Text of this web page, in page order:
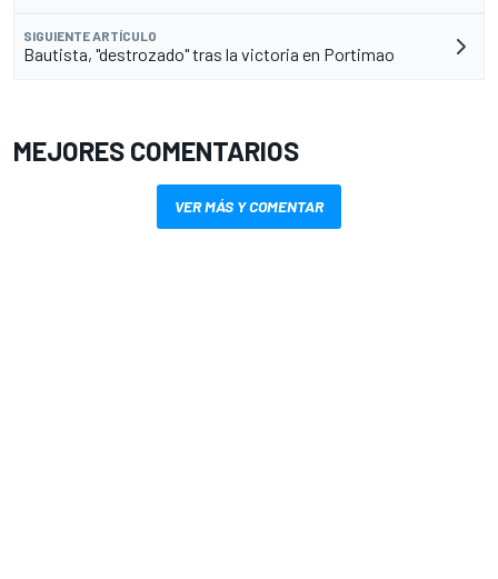
SIGUIENTE ARTÍCULO
Bautista, "destrozado" tras la victoria en Portimao
MEJORES COMENTARIOS
VER MÁS Y COMENTAR